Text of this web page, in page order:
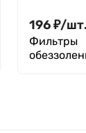
196₽/шт.
Фильтры